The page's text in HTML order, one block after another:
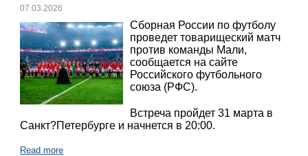
07.03.2026
Сборная России по футболу
проведет товарищеский матч
против команды Мали,
сообщается на сайте
Российского футбольного
союза (РФС).
Встреча пройдет 31 марта в
Санкт?Петербурге и начнется в 20:00.
Read more